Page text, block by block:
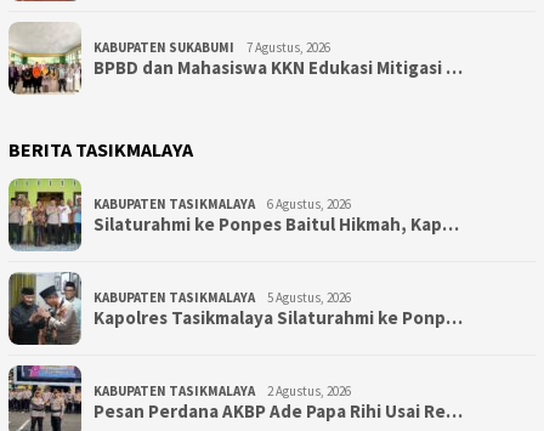
KABUPATEN SUKABUMI 7 Agustus, 2026
BPBD dan Mahasiswa KKN Edukasi Mitigasi …
BERITA TASIKMALAYA
KABUPATEN TASIKMALAYA 6 Agustus, 2026
Silaturahmi ke Ponpes Baitul Hikmah, Kap…
KABUPATEN TASIKMALAYA 5 Agustus, 2026
Kapolres Tasikmalaya Silaturahmi ke Ponp…
KABUPATEN TASIKMALAYA 2 Agustus, 2026
Pesan Perdana AKBP Ade Papa Rihi Usai Re…